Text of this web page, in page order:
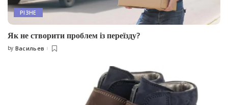
РІЗНЕ
Як не створити проблем із переїзду?
Posted
by Васильев